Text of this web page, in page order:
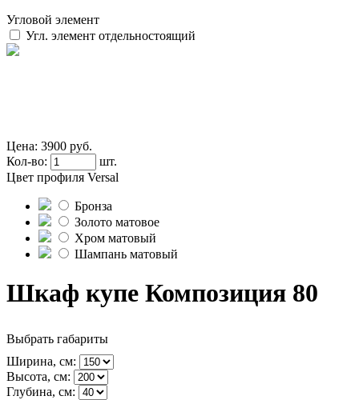
Угловой элемент
Угл. элемент отдельностоящий
Цена: 3900 руб.
Кол-во:
шт.
Цвет профиля Versal
Бронза
Золото матовое
Хром матовый
Шампань матовый
Шкаф купе Композиция 80
Выбрать габариты
Ширина, см:
Высота, см:
Глубина, см: